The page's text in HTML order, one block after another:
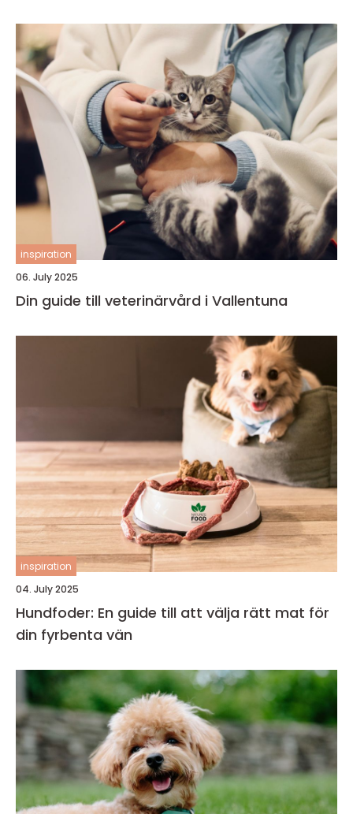
inspiration
06. July 2025
Din guide till veterinärvård i Vallentuna
inspiration
04. July 2025
Hundfoder: En guide till att välja rätt mat för
din fyrbenta vän